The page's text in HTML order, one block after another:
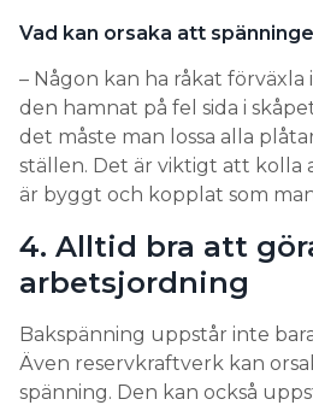
Vad kan orsaka att
– Någon kan ha råkat
den hamnat på fel sida i
det måste man lossa alla
ställen. Det är viktigt att kolla
är byggt och kopplat som
4. Alltid bra att
arbetsjordning
Bakspänning uppstår inte
Även reservkraftverk kan
spänning. Den kan också